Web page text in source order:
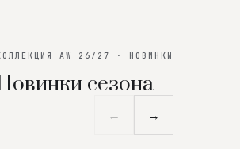
AW 26/27 · НОВИНКИ
сезона
← →